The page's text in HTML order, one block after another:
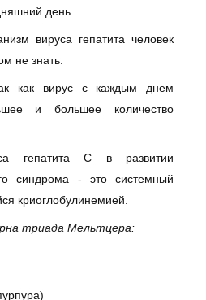
день.
вируса гепатита человек
не знать.
как вирус с каждым днем
и большее количество
гепатита С в развитии
синдрома - это системный
криоглобулинемией.
триада Мельтцера: